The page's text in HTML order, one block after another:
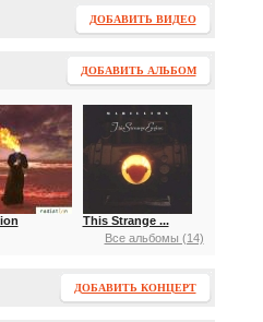
ДОБАВИТЬ ВИДЕО
ДОБАВИТЬ АЛЬБОМ
This Strange ...
Все альбомы (14)
ДОБАВИТЬ КОНЦЕРТ